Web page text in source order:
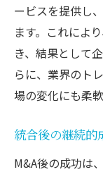
ービスを提供し
ます。これによ
き、結果として
らに、業界のト
場の変化にも柔
統合後の継続的
M&A後の成功は